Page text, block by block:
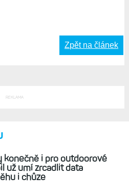
Zpět na článek